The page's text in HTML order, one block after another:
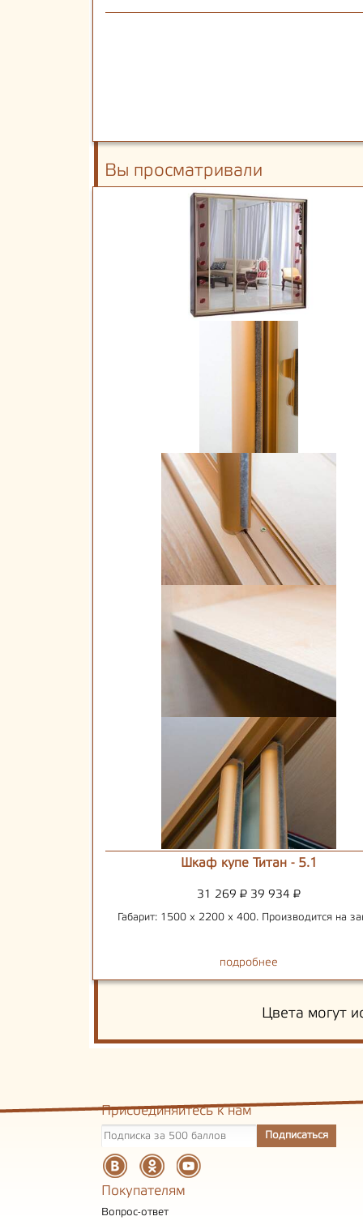
Вы просматривали
Шкаф купе Титан - 5.1
31 269 ₽ 39 934 ₽
Габарит: 1500 х 2200 х 400. Производится на
подробнее
Цвета могут
Присоединяйтесь к нам
Покупателям
Вопрос-ответ